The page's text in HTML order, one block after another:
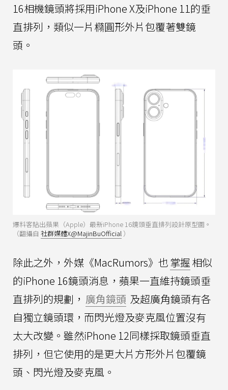
16相機鏡頭將採用iPhone X及iPhone 11的垂
直排列，類似一片橢圓形外片包覆著雙鏡
頭。
爆料客貼出蘋果（Apple）最新iPhone 16鏡頭垂直排列設計原型圖。
（翻攝自 社群媒體X@MajinBuOfficial ）
除此之外，外媒《MacRumors》也掌握相似
的iPhone 16鏡頭消息，蘋果一直維持鏡頭垂
直排列的規劃， 廣角鏡頭 及超廣角鏡頭有各
自獨立鏡頭環，而閃光燈及麥克風位置沒有
太大改變。雖然iPhone 12同樣採取鏡頭垂直
排列，但它使用的是更大片方形外片包覆鏡
頭、閃光燈及麥克風。